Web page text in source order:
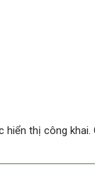
hiển thị công khai.